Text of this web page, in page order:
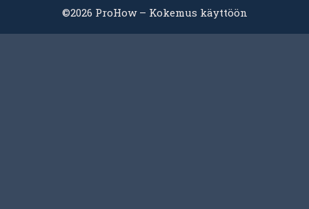
©2026 ProHow – Kokemus käyttöön